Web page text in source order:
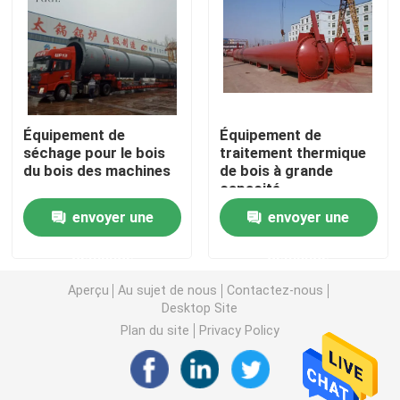
Chaudière à eau chaude industrielle
Chaudière thermique d'huile
Manuel d'utilisation de la chaudière à charbon
Chaudière à vapeur à chaînes de biomasse de grille
Autoclave concret
chaudière à vapeur verticale
Équipement de
séchage pour le bois
du bois des machines
envoyer une
Équipement de
traitement thermique
de bois à grande
capacité
envoyer une
Aperçu Au sujet de nous
Contactez-nous
Desktop Site
Plan du site
Privacy Policy